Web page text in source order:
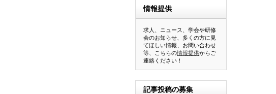
情報提供
求人、ニュース、学会や研修
会のお知らせ、多くの方に見
てほしい情報、お問い合わせ
等、こちらの情報提供からご
連絡ください！
記事投稿の募集